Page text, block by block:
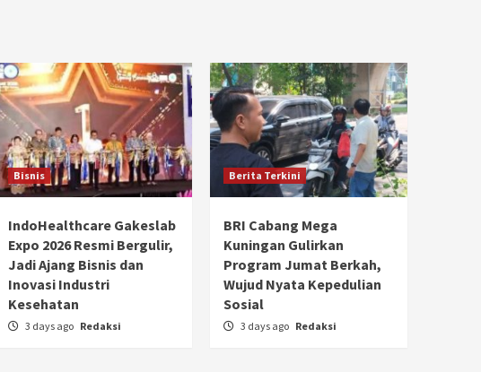
Bisnis
IndoHealthcare Gakeslab
Expo 2026 Resmi Bergulir,
Jadi Ajang Bisnis dan
Inovasi Industri
Kesehatan
3 days ago Redaksi
Berita Terkini
BRI Cabang Mega
Kuningan Gulirkan
Program Jumat Berkah,
Wujud Nyata Kepedulian
Sosial
3 days ago Redaksi